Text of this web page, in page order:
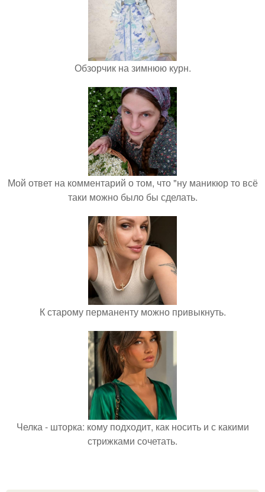
Обзорчик на зимнюю курн.
Мой ответ на комментарий о том, что "ну маникюр то всё
таки можно было бы сделать.
К старому перманенту можно привыкнуть.
Челка - шторка: кому подходит, как носить и с какими
стрижками сочетать.